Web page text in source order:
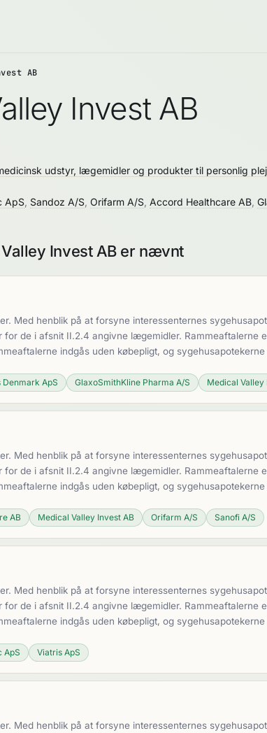
AB
Invest AB
udstyr, lægemidler og produkter til personlig
ApS Sandoz A/S Orifarm A/S Accord Healthcare AB
Invest AB er nævnt
Med henblik på at forsyne interessenternes
de i afsnit II.2.4 angivne lægemidler.
indgås uden købepligt, og
Denmark ApS GlaxoSmithKline Pharma A/S Medical Valley
Med henblik på at forsyne interessenternes
de i afsnit II.2.4 angivne lægemidler.
indgås uden købepligt, og
AB Medical Valley Invest AB Orifarm A/S Sanofi A/S
Med henblik på at forsyne interessenternes
de i afsnit II.2.4 angivne lægemidler.
indgås uden købepligt, og
ApS Viatris ApS
Med henblik på at forsyne interessenternes